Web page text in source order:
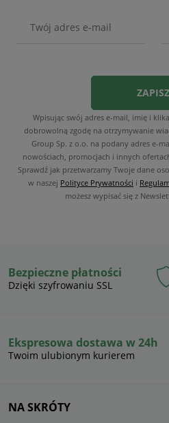
ZAPISZ
Wpisując swój adres e-mail, imię i
dobrowolną zgodę na otrzymywanie
Group Sp. z o.o. na podany adres e-
nowościach, promocjach i innych
Sprawdź jak przetwarzamy Twoje dane
w naszej Polityce Prywatności i
możesz wypisać się z
Bezpieczne płatności
Dzięki szyfrowaniu SSL
Ekspresowa dostawa w 24h
Twoim ulubionym kurierem
NA SKRÓTY